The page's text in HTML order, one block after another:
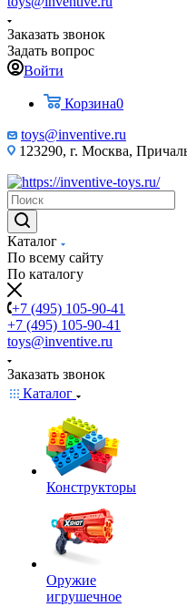
Заказать звонок
Задать вопрос
Войти
Корзина0
toys@inventive.ru
123290, г. Москва,
Каталог
По всему сайту
По каталогу
+7 (495) 105-90-41
+7 (495) 105-90-41
toys@inventive.ru
Заказать звонок
Каталог
Конструкторы
Оружие
игрушечное